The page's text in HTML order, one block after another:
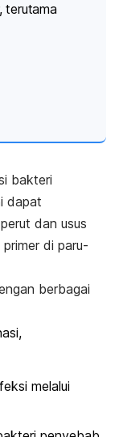
terutama
bakteri
dapat
dan usus
di paru-
berbagai
melalui